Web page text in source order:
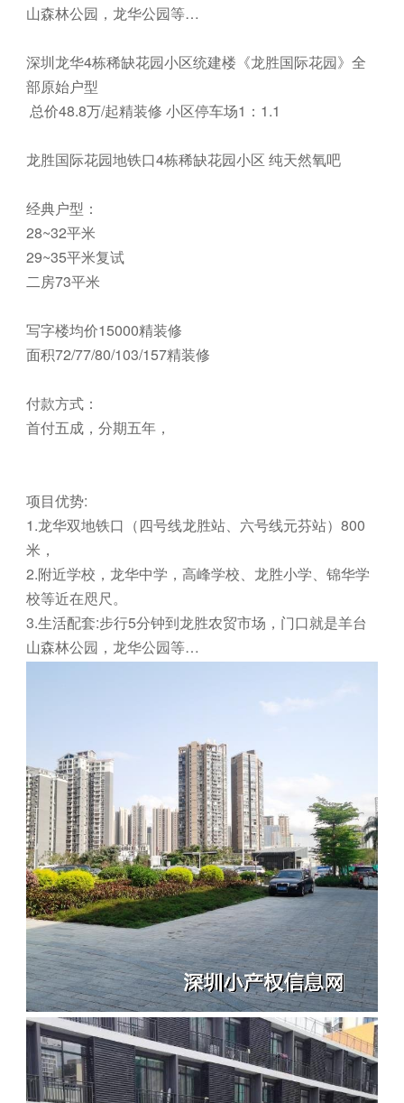
山森林公园，龙华公园等…
深圳龙华4栋稀缺花园小区统建楼《龙胜国际花园》全
部原始户型
总价48.8万/起精装修 小区停车场1：1.1
龙胜国际花园地铁口4栋稀缺花园小区 纯天然氧吧
经典户型：
28~32平米
29~35平米复试
二房73平米
写字楼均价15000精装修
面积72/77/80/103/157精装修
付款方式：
首付五成，分期五年，
项目优势:
1.龙华双地铁口（四号线龙胜站、六号线元芬站）800
米，
2.附近学校，龙华中学，高峰学校、龙胜小学、锦华学
校等近在咫尺。
3.生活配套:步行5分钟到龙胜农贸市场，门口就是羊台
山森林公园，龙华公园等…